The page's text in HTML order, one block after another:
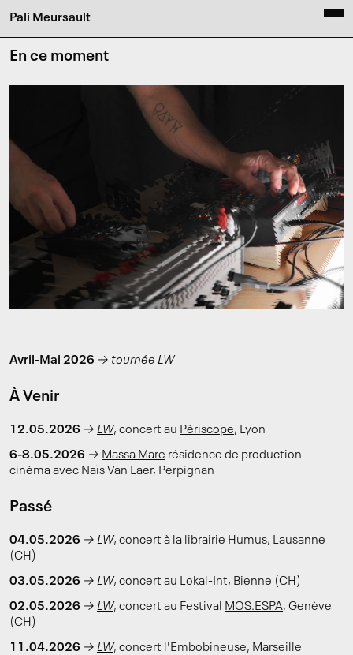
Pali Meursault
En ce moment
Avril-Mai 2026 → tournée LW
À Venir
12.05.2026 → LW, concert au Périscope, Lyon
6-8.05.2026 → Massa Mare résidence de production
cinéma avec Naïs Van Laer, Perpignan
Passé
04.05.2026 → LW, concert à la librairie Humus, Lausanne
(CH)
03.05.2026 → LW, concert au Lokal-Int, Bienne (CH)
02.05.2026 → LW, concert au Festival MOS.ESPA, Genève
(CH)
11.04.2026 → LW, concert l'Embobineuse, Marseille